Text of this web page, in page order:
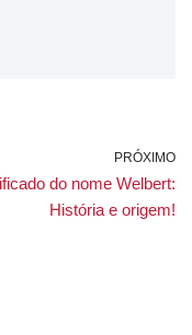
PRÓXIMO
do nome Welbert:
História e origem!